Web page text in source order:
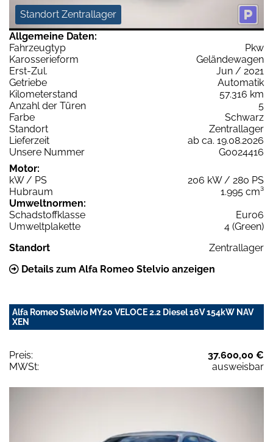
Standort Zentrallager
Allgemeine Daten:
Fahrzeugtyp
Pkw
Karosserieform
Geländewagen
Erst-Zul.
Jun / 2021
Getriebe
Automatik
Kilometerstand
57.316 km
Anzahl der Türen
5
Farbe
Schwarz
Standort
Zentrallager
Lieferzeit
ab ca. 19.08.2026
Unsere Nummer
G0024416
Motor:
kW / PS
206 kW / 280 PS
Hubraum
1.995 cm³
Umweltnormen:
Schadstoffklasse
Euro6
Umweltplakette
4 (Green)
Standort
Zentrallager
Details zum Alfa Romeo Stelvio anzeigen
Alfa Romeo Stelvio MY20 VELOCE 2.2 Diesel 16V 154kW NAV
XEN
Preis:
37.600,00 €
MWSt:
ausweisbar